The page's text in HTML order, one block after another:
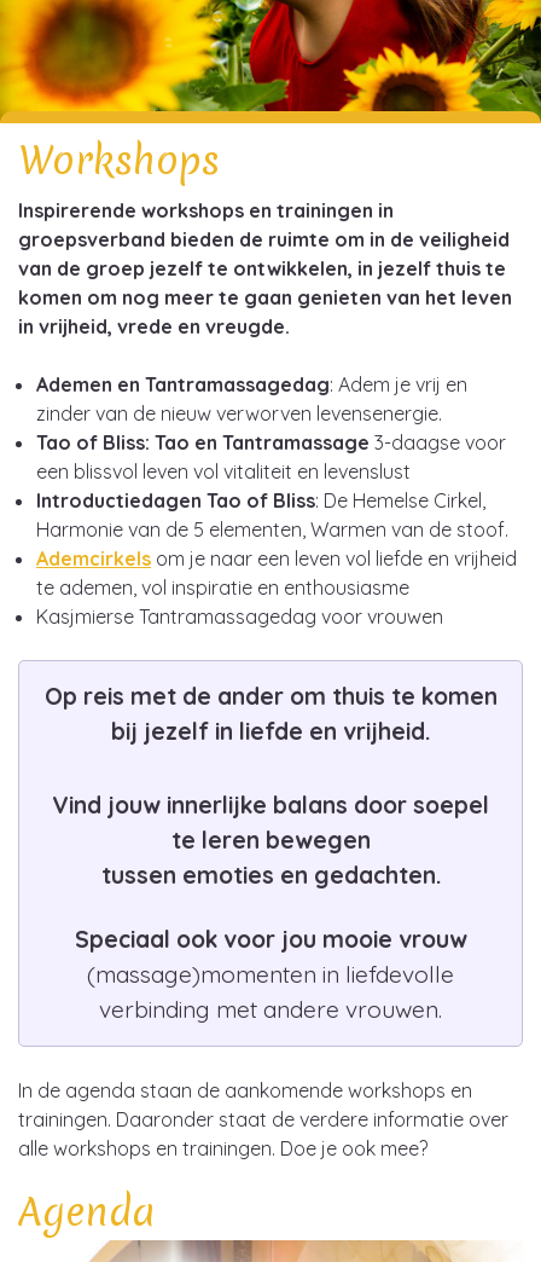
Workshops
Inspirerende workshops en trainingen in
groepsverband bieden de ruimte om in de veiligheid
van de groep jezelf te ontwikkelen, in jezelf thuis te
komen om nog meer te gaan genieten van het leven
in vrijheid, vrede en vreugde.
Ademen en Tantramassagedag: Adem je vrij en
zinder van de nieuw verworven levensenergie.
Tao of Bliss: Tao en Tantramassage 3-daagse voor
een blissvol leven vol vitaliteit en levenslust
Introductiedagen Tao of Bliss: De Hemelse Cirkel,
Harmonie van de 5 elementen, Warmen van de stoof.
Ademcirkels om je naar een leven vol liefde en vrijheid
te ademen, vol inspiratie en enthousiasme
Kasjmierse Tantramassagedag voor vrouwen
Op reis met de ander om thuis te komen
bij jezelf in liefde en vrijheid.
Vind jouw innerlijke balans door soepel
te leren bewegen
tussen emoties en gedachten.
Speciaal ook voor jou mooie vrouw
(massage)momenten in liefdevolle
verbinding met andere vrouwen.
In de agenda staan de aankomende workshops en
trainingen. Daaronder staat de verdere informatie over
alle workshops en trainingen. Doe je ook mee?
Agenda